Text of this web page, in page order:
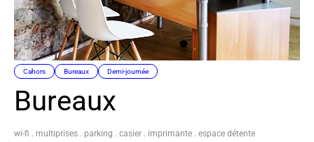
Cahors Bureaux Demi-journée
Bureaux
wi-fi . multiprises . parking . casier . imprimante . espace détente